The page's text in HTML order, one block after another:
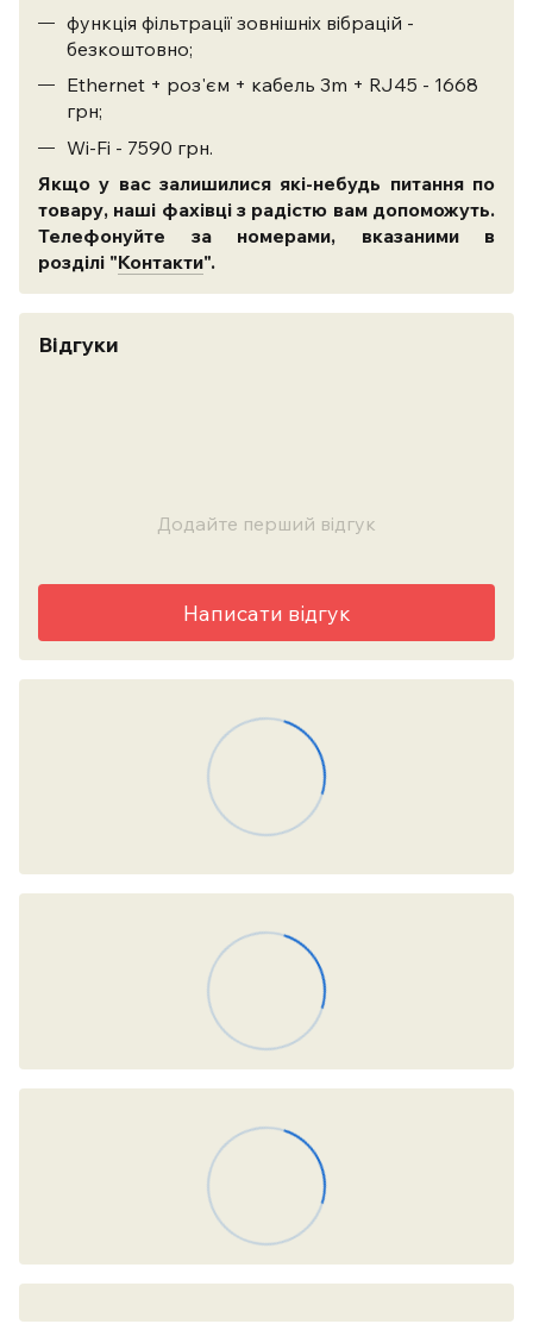
функція фільтрації зовнішніх вібрацій -
безкоштовно;
Ethernet + роз'єм + кабель 3m + RJ45 - 1668
грн;
Wi-Fi - 7590 грн.
Якщо у вас залишилися які-небудь питання по
товару, наші фахівці з радістю вам допоможуть.
Телефонуйте за номерами, вказаними в
розділі "Контакти".
Відгуки
Додайте перший відгук
Написати відгук